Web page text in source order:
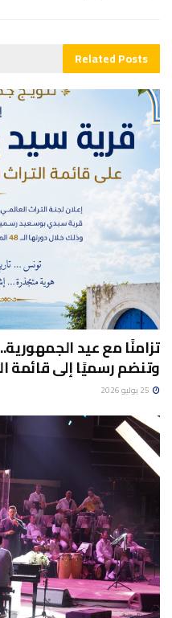
RelatedPosts
تزامنًا مع عيد
وتنضم رسميًا إلى قائمة